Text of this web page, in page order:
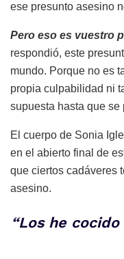
ese presunto asesino
Pero eso es vuestro
respondió, este
mundo. Porque no es
propia culpabilidad ni
supuesta hasta que se
El cuerpo de Sonia
en el abierto final de
que ciertos cadáveres
asesino.
“Los he